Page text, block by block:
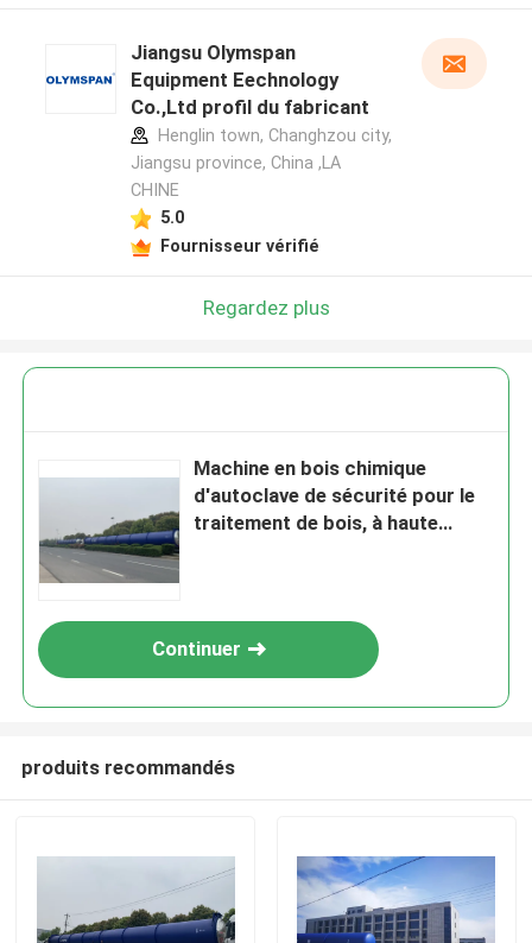
Jiangsu Olymspan
Equipment Eechnology
Co.,Ltd profil du fabricant
Henglin town, Changhzou city,
Jiangsu province, China ,LA
CHINE
5.0
Fournisseur vérifié
Regardez plus
Machine en bois chimique
d'autoclave de sécurité pour le
traitement de bois, à haute
Continuer
produits recommandés